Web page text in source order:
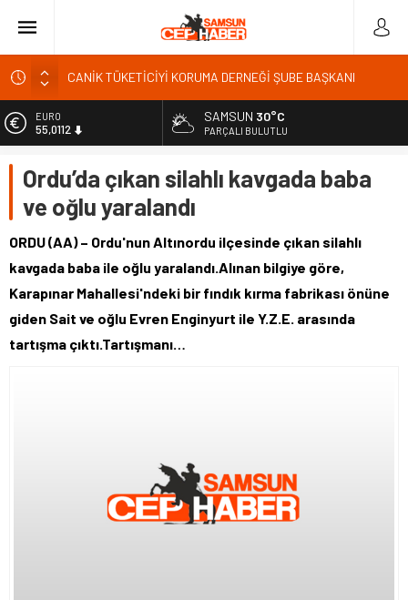
İBRAHİM ÖRS ÜN. AÇIKLAMASI MİLYONLARCA İNTERNET
KULLANICISINI İLGİLENDİREN KARAR VERİLDİ
Kardef Başkanı Adem GÜNER Yunanistan bu kararını
gözden geçirmelidir diyerek tepkilerini gösterdi
24 Temmuz Basın Bayramı basın özgürlüğünün günüdür
Sandık Bir Emanettir, Emanete İhanet Olmaz
KURNAZ ve Muhtarları Seda KEKLİK ‘teşekķür ettiler.
EURO
55,0112
6.519,97
BİST
13.798,82
DOLAR
47,7025
SAMSUN 30°C
PARÇALI BULUTLU
Ordu’da çıkan silahlı kavgada baba
ve oğlu yaralandı
ORDU (AA) – Ordu'nun Altınordu ilçesinde çıkan silahlı
kavgada baba ile oğlu yaralandı.Alınan bilgiye göre,
Karapınar Mahallesi'ndeki bir fındık kırma fabrikası önüne
giden Sait ve oğlu Evren Enginyurt ile Y.Z.E. arasında
tartışma çıktı.Tartışmanı…